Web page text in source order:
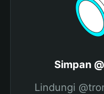
Simpan
Lindungi